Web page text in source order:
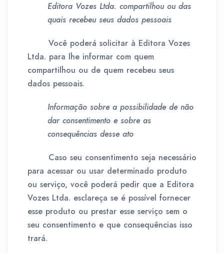
Editora Vozes Ltda. compartilhou ou das
quais recebeu seus dados pessoais
Você poderá solicitar à Editora Vozes
Ltda. para lhe informar com quem
compartilhou ou de quem recebeu seus
dados pessoais.
Informação sobre a possibilidade de não
dar consentimento e sobre as
consequências desse ato
Caso seu consentimento seja necessário
para acessar ou usar determinado produto
ou serviço, você poderá pedir que a Editora
Vozes Ltda. esclareça se é possível fornecer
esse produto ou prestar esse serviço sem o
seu consentimento e que consequências isso
trará.